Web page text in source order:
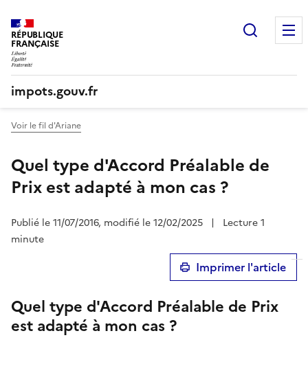
RÉPUBLIQUE
FRANÇAISE
impots.gouv.fr
Voir le fil d'Ariane
Quel type d'Accord Préalable de
Prix est adapté à mon cas ?
Publié le 11/07/2016, modifié le 12/02/2025 |
Lecture 1
minute
Imprimer l'article
Quel type d'Accord Préalable de Prix
est adapté à mon cas ?